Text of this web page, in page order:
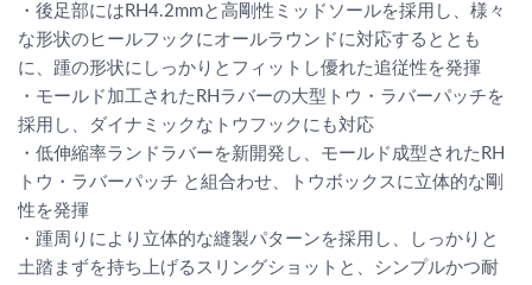
・後足部にはRH4.2mmと高剛性ミッドソールを採用し、様々
な形状のヒールフックにオールラウンドに対応するととも
に、踵の形状にしっかりとフィットし優れた追従性を発揮
・モールド加工されたRHラバーの大型トウ・ラバーパッチを
採用し、ダイナミックなトウフックにも対応
・低伸縮率ランドラバーを新開発し、モールド成型されたRH
トウ・ラバーパッチ と組合わせ、トウボックスに立体的な剛
性を発揮
・踵周りにより立体的な縫製パターンを採用し、しっかりと
土踏まずを持ち上げるスリングショットと、シンプルかつ耐